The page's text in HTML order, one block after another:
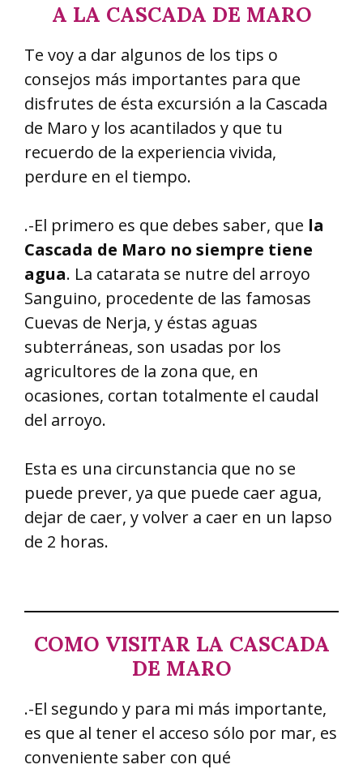
A LA CASCADA DE MARO
Te voy a dar algunos de los tips o
consejos más importantes para que
disfrutes de ésta excursión a la Cascada
de Maro y los acantilados y que tu
recuerdo de la experiencia vivida,
perdure en el tiempo.
.-El primero es que debes saber, que la
Cascada de Maro no siempre tiene
agua. La catarata se nutre del arroyo
Sanguino, procedente de las famosas
Cuevas de Nerja, y éstas aguas
subterráneas, son usadas por los
agricultores de la zona que, en
ocasiones, cortan totalmente el caudal
del arroyo.
Esta es una circunstancia que no se
puede prever, ya que puede caer agua,
dejar de caer, y volver a caer en un lapso
de 2 horas.
COMO VISITAR LA CASCADA
DE MARO
.-El segundo y para mi más importante,
es que al tener el acceso sólo por mar, es
conveniente saber con qué